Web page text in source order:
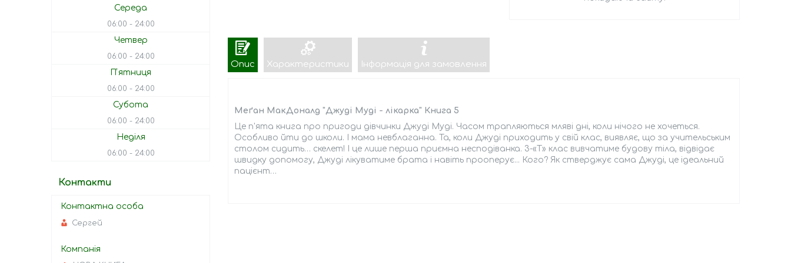
Опис Характеристики Інформація для замовлення
Меґан МакДоналд "Джуді Муді - лікарка" Книга 5
Це п'ята книга про пригоди дівчинки Джуді Муді. Часом трапляються мляві дні, коли нічого не хочеться.
Особливо йти до школи. І мама невблаганна. Та, коли Джуді приходить у свій клас, виявляє, що за учительським
столом сидить… скелет! І це лише перша приємна несподіванка. 3-«Т» клас вивчатиме будову тіла, відвідає
швидку допомогу, Джуді лікуватиме брата і навіть прооперує... Кого? Як стверджує сама Джуді, це ідеальний
пацієнт…
Середа
06:00 24:00
Четвер
06:00 24:00
Пʼятниця
06:00 24:00
Субота
06:00 24:00
Неділя
06:00 24:00
Контакти
Сергей